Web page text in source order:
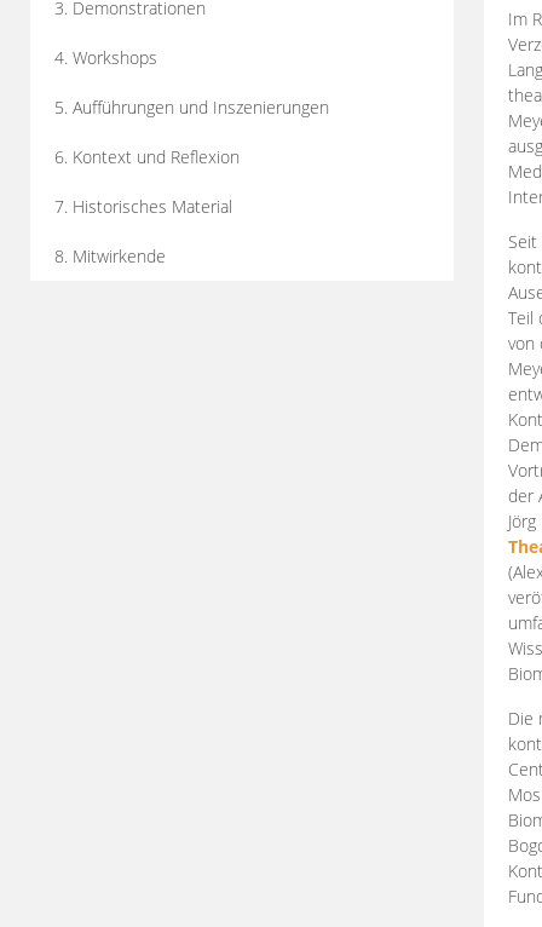
3. Demonstrationen
4. Workshops
5. Aufführungen und Inszenierungen
6. Kontext und Reflexion
7. Historisches Material
8. Mitwirkende
Im
Teil
von
der
Die